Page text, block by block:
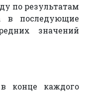
по результатам
в последующие
значений
в конце каждого